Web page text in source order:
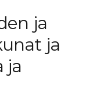
ja
ja
ja